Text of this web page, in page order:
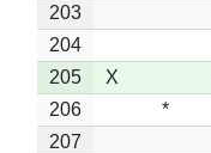
203
204
205
X
206
*
207